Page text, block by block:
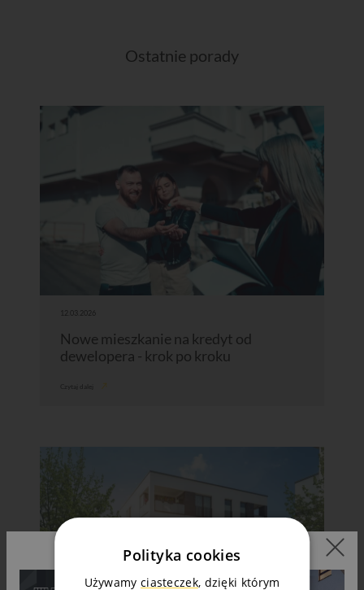
Ostatnie porady
12.03.2026
Nowe mieszkanie na kredyt od
dewelopera - krok po kroku
Polityka cookies
Używamy ciasteczek, dzięki którym